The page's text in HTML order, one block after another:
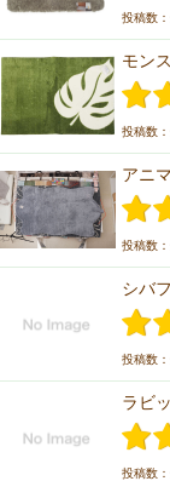
投稿数
モン
投稿数
アニ
投稿数
シバ
投稿数
ラビ
投稿数